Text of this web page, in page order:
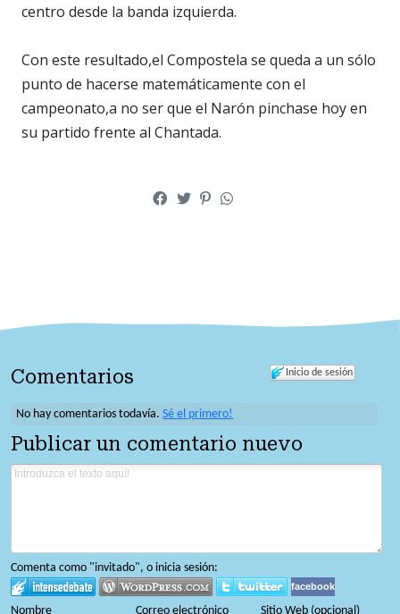
centro desde la banda izquierda.
Con este resultado,el Compostela se queda a un sólo
punto de hacerse matemáticamente con el
campeonato,a no ser que el Narón pinchase hoy en
su partido frente al Chantada.
Inicio de sesión
Comentarios
No hay comentarios todavía.Sé el primero!
Publicar un comentario nuevo
Comenta como "invitado", o inicia sesión:
facebook
Nombre Correo electrónico Sitio Web (opcional)